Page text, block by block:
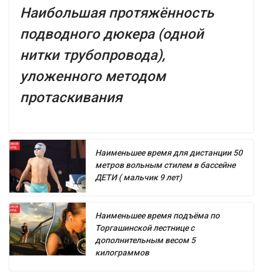
Наибольшая протяжённость
подводного дюкера (одной
нитки трубопровода),
уложенного методом
протаскивания
Наименьшее время для дистанции 50
метров вольным стилем в бассейне
ДЕТИ ( мальчик 9 лет)
Наименьшее время подъёма по
Торгашинской лестнице с
дополнительным весом 5
килограммов